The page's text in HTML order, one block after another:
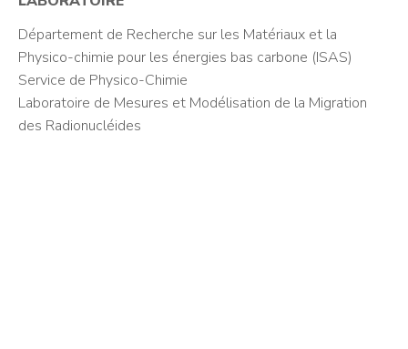
Département de Recherche sur les Matériaux et la
Physico-chimie pour les énergies bas carbone (ISAS)
Service de Physico-Chimie
Laboratoire de Mesures et Modélisation de la Migration
des Radionucléides